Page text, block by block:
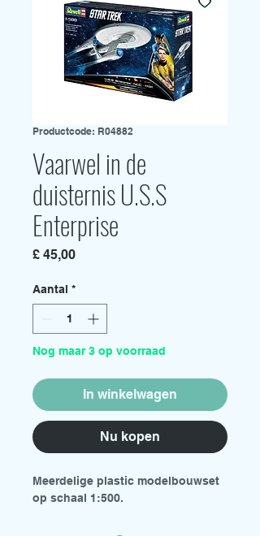
Productcode: R04882
Vaarwel in de
duisternis U.S.S
Enterprise
£ 45,00Prijs
Aantal *
Nog maar 3 op voorraad
In winkelwagen
Nu kopen
Meerdelige plastic modelbouwset
op schaal 1:500.